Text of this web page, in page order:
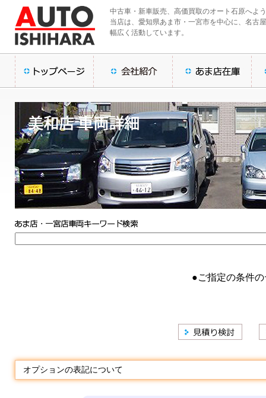
中古車・新車販売、高価買取のオート石原へよ
当店は、愛知県あま市・一宮市を中心に、名古
幅広く活動しています。
●ご指定の条件
オプションの表記について